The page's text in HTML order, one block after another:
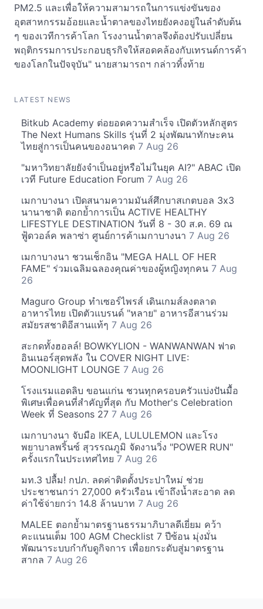
PM2.5 และเพื่อให้ความสามารถในการแข่งขันของ
อุตสาหกรรมอ้อยและน้ำตาลของไทยยังคงอยู่ในลำดับต้น
ๆ ของเวทีการค้าโลก โรงงานน้ำตาลจึงต้องปรับเปลี่ยน
พฤติกรรมการประกอบธุรกิจให้สอดคล้องกับเทรนด์การค้า
ของโลกในปัจจุบัน" นายสามารถฯ กล่าวทิ้งท้าย
LATEST NEWS
Bitkub Academy ต่อยอดความสำเร็จ เปิดตัวหลักสูตร
The Next Humans Skills รุ่นที่ 2 มุ่งพัฒนาทักษะคน
ไทยสู่การเป็นคนของอนาคต 7 Aug 26
"มหาวิทยาลัยยังจำเป็นอยู่หรือไม่ในยุค AI?" ABAC เปิด
เวที Future Education Forum 7 Aug 26
เมกาบางนา เปิดสนามความมันส์ศึกบาสเกตบอล 3x3
นานาชาติ ตอกย้ำการเป็น ACTIVE HEALTHY
LIFESTYLE DESTINATION วันที่ 8 - 30 ส.ค. 69 ณ
ฟู้ดวอล์ค พลาซ่า ศูนย์การค้าเมกาบางนา 7 Aug 26
เมกาบางนา ชวนเช็กอิน "MEGA HALL OF HER
FAME" ร่วมเฉลิมฉลองคุณค่าของผู้หญิงทุกคน 7 Aug
26
Maguro Group ทำเซอร์ไพรส์ เดินเกมส์ลงตลาด
อาหารไทย เปิดตัวแบรนด์ "หลาย" อาหารอีสานร่วม
สมัยรสชาติอีสานแท้ๆ 7 Aug 26
สะกดทั้งฮอลล์! BOWKYLION - WANWANWAN ฟาด
อินเนอร์สุดพลัง ใน COVER NIGHT LIVE:
MOONLIGHT LOUNGE 7 Aug 26
โรงแรมแอดลิบ ขอนแก่น ชวนทุกครอบครัวแบ่งปันมื้อ
พิเศษเพื่อคนที่สำคัญที่สุด กับ Mother's Celebration
Week ที่ Seasons 27 7 Aug 26
เมกาบางนา จับมือ IKEA, LULULEMON และโรง
พยาบาลพริ้นซ์ สุวรรณภูมิ จัดงานวิ่ง "POWER RUN"
ครั้งแรกในประเทศไทย 7 Aug 26
มท.3 ปลื้ม! กปภ. ลดค่าติดตั้งประปาใหม่ ช่วย
ประชาชนกว่า 27,000 ครัวเรือน เข้าถึงน้ำสะอาด ลด
ค่าใช้จ่ายกว่า 14.8 ล้านบาท 7 Aug 26
MALEE ตอกย้ำมาตรฐานธรรมาภิบาลดีเยี่ยม คว้า
คะแนนเต็ม 100 AGM Checklist 7 ปีซ้อน มุ่งมั่น
พัฒนาระบบกำกับดูกิจการ เพื่อยกระดับสู่มาตรฐาน
สากล 7 Aug 26